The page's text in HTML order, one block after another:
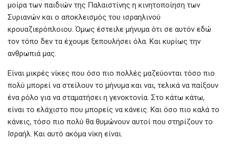
μοίρα των παιδιών της Παλαιστίνης η κινητοποίηση των
Συριανών και ο αποκλεισμός του ισραηλινού
κρουαζιερόπλοιου. Όμως έστειλε μήνυμα ότι σε αυτόν εδώ
τον τόπο δεν τα έχουμε ξεπουλήσει όλα. Και κυρίως την
ανθρωπιά μας.
Είναι μικρές νίκες που όσο πιο πολλές μαζεύονται τόσο πιο
πολύ μπορεί να στείλουν το μήνυμα και ναι, τελικά να παίξουν
ένα ρόλο για να σταματήσει η γενοκτονία. Στο κάτω κάτω,
είναι το ελάχιστο που μπορείς να κάνεις. Και όσο πιο καλά το
κάνεις, τόσο πιο πολύ θα θυμώνουν αυτοί που στηρίζουν το
Ισραήλ. Και αυτό ακόμα νίκη είναι.